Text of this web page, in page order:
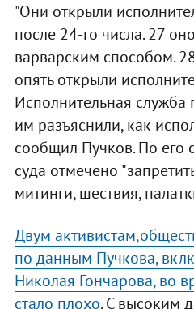
"Они открыли
после 24-го числа. 27
варварским способом.
опять открыли
Исполнительная служба
им разъяснили, как
сообщил Пучков. По его
суда отмечено
митинги, шествия,
Двум
по данным Пучкова,
Николая Гончарова, во
стало плохо. С высоким